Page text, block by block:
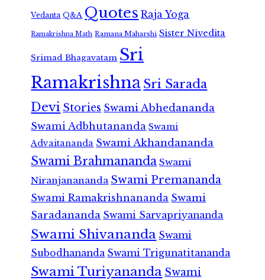
Vedanta Q&A Quotes Raja Yoga
Ramakrishna Math Ramana Maharshi Sister Nivedita
Srimad Bhagavatam Sri
RamakrishnaSri Sarada
Devi Stories Swami Abhedananda
Swami Adbhutananda Swami
Advaitananda Swami Akhandananda
Swami Brahmananda Swami
Niranjanananda Swami Premananda
Swami Ramakrishnananda Swami
Saradananda Swami Sarvapriyananda
Swami Shivananda Swami
Subodhananda Swami Trigunatitananda
Swami Turiyananda Swami